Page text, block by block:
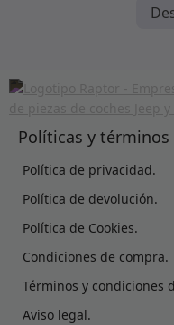
Políticas y términos
Política de privacidad.
Política de devolución.
Política de Cookies.
Condiciones de compra.
Términos y condiciones
Aviso legal.